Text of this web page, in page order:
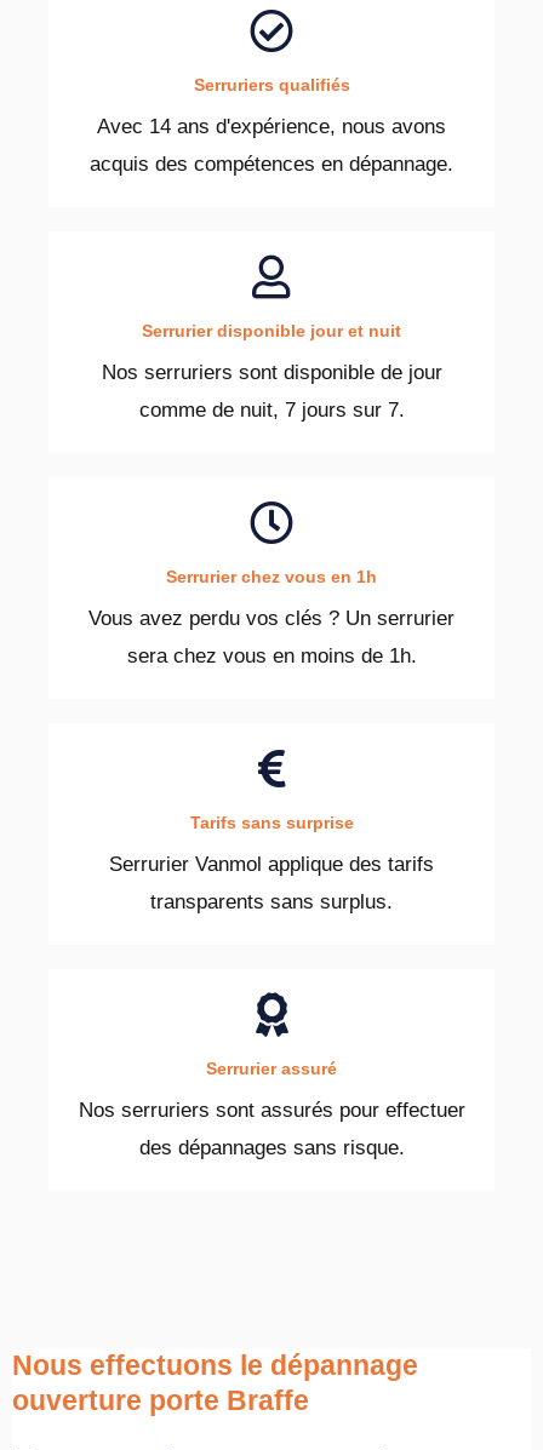
Serruriers qualifiés
Avec 14 ans d'expérience, nous avons
acquis des compétences en dépannage.
Serrurier disponible jour et nuit
Nos serruriers sont disponible de jour
comme de nuit, 7 jours sur 7.
Serrurier chez vous en 1h
Vous avez perdu vos clés ? Un serrurier
sera chez vous en moins de 1h.
Tarifs sans surprise
Serrurier Vanmol applique des tarifs
transparents sans surplus.
Serrurier assuré
Nos serruriers sont assurés pour effectuer
des dépannages sans risque.
Nous effectuons le dépannage
ouverture porte Braffe